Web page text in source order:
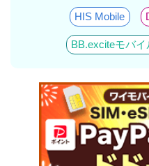
HIS Mobile
BB.exciteモバイ